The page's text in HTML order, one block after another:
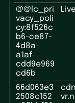
@@lc_pri
vacy_poli
cy:8f526c
b6-ce87-
4d8a-
a1af-
cdd9e969
cd6b
66d063e3
2508c152